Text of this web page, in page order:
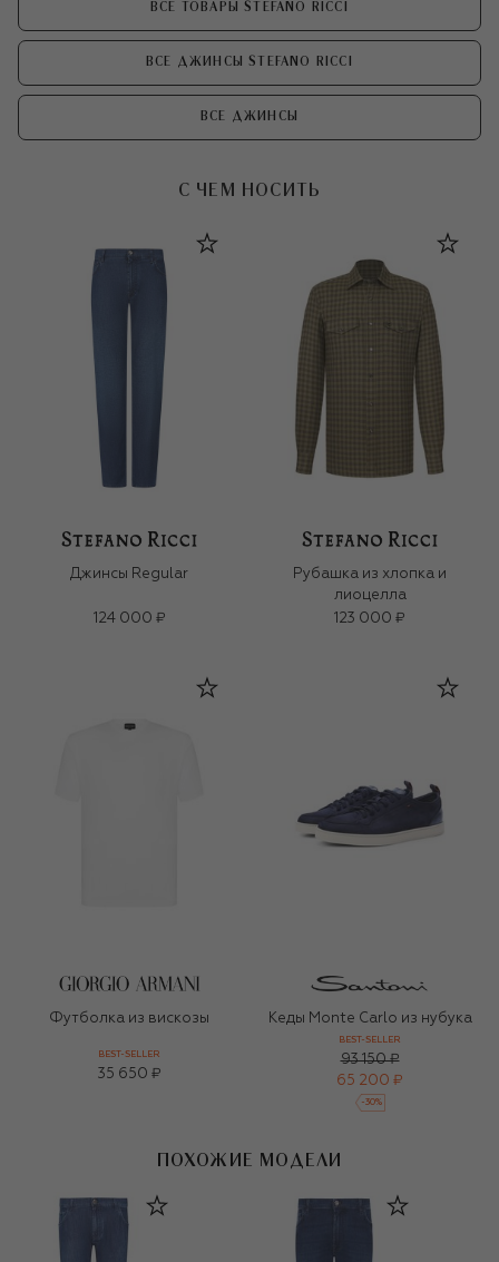
ВСЕ ТОВАРЫ STEFANO RICCI
ВСЕ ДЖИНСЫ STEFANO RICCI
ВСЕ ДЖИНСЫ
С ЧЕМ НОСИТЬ
Джинсы Regular
124 000 ₽
Рубашка из хлопка и
лиоцелла
123 000 ₽
Футболка из вискозы
BEST-SELLER
35 650 ₽
Кеды Monte Carlo из нубука
BEST-SELLER
93 150 ₽
65 200 ₽
-30%
ПОХОЖИЕ МОДЕЛИ